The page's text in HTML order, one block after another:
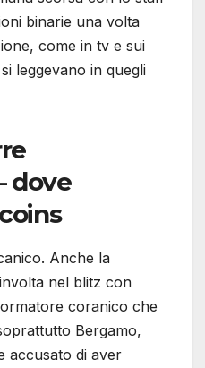
binarie una volta
come in tv e sui
leggevano in quegli
dove
Anche la
nel blitz con
coranico che
Bergamo,
accusato di aver